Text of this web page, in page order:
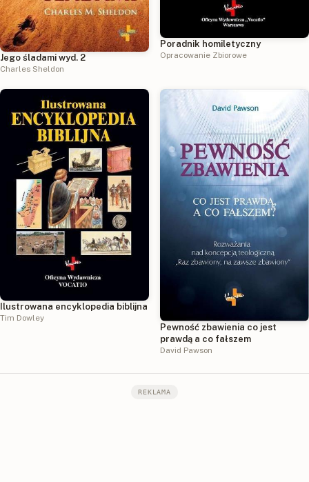
Jego śladami wyd. 2
Charles Sheldon
Poradnik homiletyczny
Opracowanie Zbiorowe
Ilustrowana encyklopedia biblijna
Tim Dowley
Pewność zbawienia co jest
prawdą a co fałszem
David Pawson
REKLAMA